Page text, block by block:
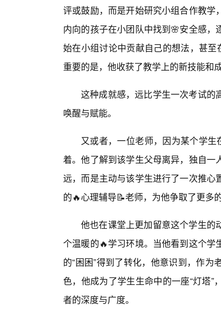
评或鼓励，而是开始研究小组合作教
内向的孩子在小团队中找到🌸安全感
始在小组讨论中贡献自己的想法，甚
重要的是，他收获了教学上的新技能和
这种成就感，远比学生一次考试
唤醒与赋能。
又或者，一位老师，因为某个学生
着。他了解到该学生父母离异，独自
远，而是主动与该学生进行了一次推
的🔥心理辅导📝老师，为他争取了更多
他也在课堂上更加留意这个学生的
个温暖的🔥学习环境。当他看到这个
的“困困”得到了转化，他意识到，作
色，他成为了学生生命中的一座“灯塔
者的深度与广度。